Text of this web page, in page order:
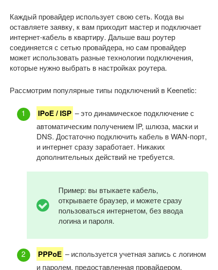
Каждый провайдер использует свою сеть. Когда вы
оставляете заявку, к вам приходит мастер и подключает
интернет-кабель в квартиру. Дальше ваш роутер
соединяется с сетью провайдера, но сам провайдер
может использовать разные технологии подключения,
которые нужно выбрать в настройках роутера.
Рассмотрим популярные типы подключений в Keenetic:
IPoE / ISP – это динамическое подключение с
автоматическим получением IP, шлюза, маски и
DNS. Достаточно подключить кабель в WAN-порт,
и интернет сразу заработает. Никаких
дополнительных действий не требуется.
Пример: вы втыкаете кабель,
открываете браузер, и можете сразу
пользоваться интернетом, без ввода
логина и пароля.
PPPoE – используется учетная запись с логином
и паролем, предоставленная провайдером.